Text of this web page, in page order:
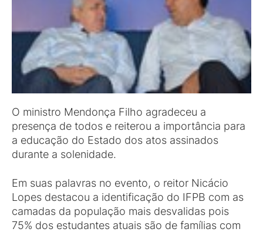
O ministro Mendonça Filho agradeceu a
presença de todos e reiterou a importância para
a educação do Estado dos atos assinados
durante a solenidade.
Em suas palavras no evento, o reitor Nicácio
Lopes destacou a identificação do IFPB com as
camadas da população mais desvalidas pois
75% dos estudantes atuais são de famílias com